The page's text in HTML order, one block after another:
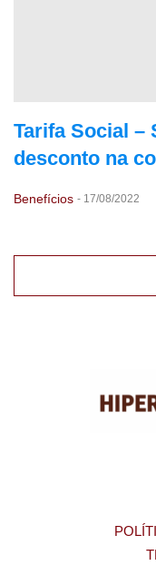
Tarifa Social –
desconto na
Benefícios - 17/08/2022